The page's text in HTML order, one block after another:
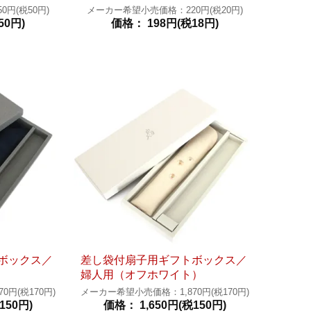
円(税50円)
円)
メーカー希望小売価格：220円(税20円)
価格： 198円(税18円)
ックス／
円(税170円)
円)
差し袋付扇子用ギフトボックス／
婦人用（オフホワイト）
メーカー希望小売価格：1,870円(税170円)
価格： 1,650円(税150円)